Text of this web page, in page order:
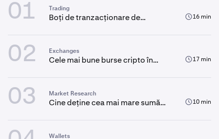
01 Trading
Boți de tranzacționare de
16 min
02 Exchanges
Cele mai bune burse cripto în
17 min
03 Market Research
Cine deține cea mai mare sumă
10 min
Wallets